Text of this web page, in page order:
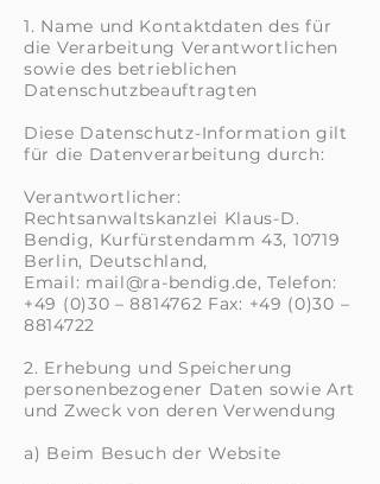
1. Name und Kontaktdaten des für
die Verarbeitung Verantwortlichen
sowie des betrieblichen
Datenschutzbeauftragten
Diese Datenschutz-Information gilt
für die Datenverarbeitung durch:
Verantwortlicher:
Rechtsanwaltskanzlei Klaus-D.
Bendig, Kurfürstendamm 43, 10719
Berlin, Deutschland,
Email: mail@ra-bendig.de, Telefon:
+49 (0)30 –8814762 Fax: +49 (0)30 –
8814722
2. Erhebung und Speicherung
personenbezogener Daten sowie Art
und Zweck von deren Verwendung
a) Beim Besuch der Website